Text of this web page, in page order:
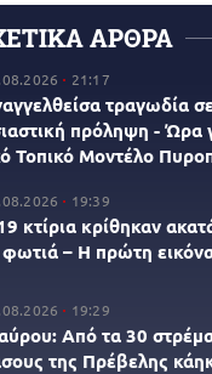
ΑΡΘΡΑ
21:17
τραγωδία
πρόληψη - Ώρα
Τοπικό Μοντέλο
19:39
κτίρια κρίθηκαν
φωτιά – Η πρώτη
19:29
Από τα 30
της Πρέβελης